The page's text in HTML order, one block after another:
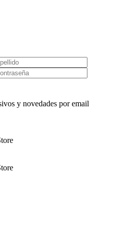
y novedades por email